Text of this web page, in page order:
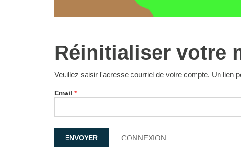
Réinitialiser votre
Veuillez saisir l'adresse courriel de votre compte. Un lien
Email *
CONNEXION